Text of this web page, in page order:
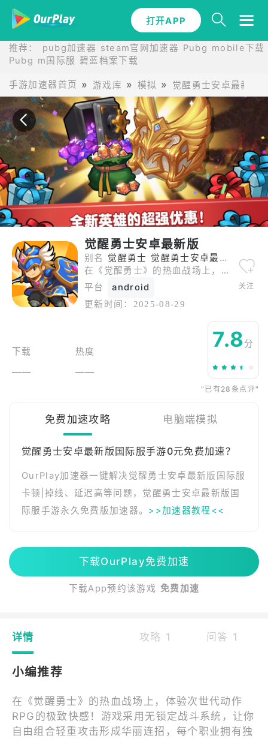
打开APP
推荐： pubg加速器 steam官网加速器 Pubg mobile下载
Pubg m国际服 碧蓝档案下载
手游加速器首页 游戏库 模拟 觉醒勇士安卓最新版
打开APP
觉醒勇士安卓最新版
别名 觉醒勇士 觉醒勇士安卓最新版
在《觉醒勇士》的热血战场上，体验次世代动作RPG的极致快感！游戏采用无锁定战斗系统，让你自由组合轻重攻击形成华丽连招，每个职业拥有独特的觉醒形态——战士可化身烈焰狂战神，法师能开启元素统御模式。动态世界事件随时触发：地图某处突然开启恶魔裂隙，全服玩家需协作抵御入侵。深度装备打造系统允许材料自由融合，百种传奇套装特效相互叠加产生质变。多人副本挑战机制创新：Boss会学习玩家战术，第五次重复挑战时将进化出反制技能，迫使团队不断调整策略。
平台
android
更新时间： 2025-08-29
关注
下载
——
热度
——
7.8 分
"已有28条点评"
免费加速攻略 电脑端模拟
觉醒勇士安卓最新版国际服手游0元免费加速？
OurPlay加速器一键解决觉醒勇士安卓最新版国际服
卡顿|掉线、延迟高等问题，觉醒勇士安卓最新版国
际服手游永久免费版加速器。 >>加速器教程<<
下载OurPlay免费加速
下载App预约该游戏 免费加速
详情 攻略 1 问答 1
小编推荐
在《觉醒勇士》的热血战场上，体验次世代动作
RPG的极致快感！游戏采用无锁定战斗系统，让你
自由组合轻重攻击形成华丽连招，每个职业拥有独